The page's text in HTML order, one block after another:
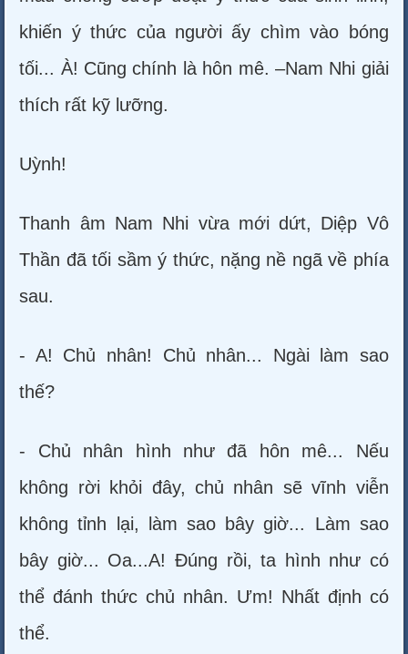
khiến ý thức của người ấy chìm vào bóng
tối... À! Cũng chính là hôn mê. –Nam Nhi giải
thích rất kỹ lưỡng.
Uỳnh!
Thanh âm Nam Nhi vừa mới dứt, Diệp Vô
Thần đã tối sầm ý thức, nặng nề ngã về phía
sau.
- A! Chủ nhân! Chủ nhân... Ngài làm sao
thế?
- Chủ nhân hình như đã hôn mê... Nếu
không rời khỏi đây, chủ nhân sẽ vĩnh viễn
không tỉnh lại, làm sao bây giờ... Làm sao
bây giờ... Oa...A! Đúng rồi, ta hình như có
thể đánh thức chủ nhân. Ưm! Nhất định có
thể.